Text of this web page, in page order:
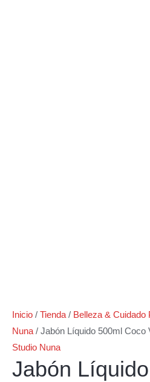
Inicio / Tienda / Belleza & Cuidado
Nuna / Jabón Líquido 500ml Coco
Studio Nuna
Jabón